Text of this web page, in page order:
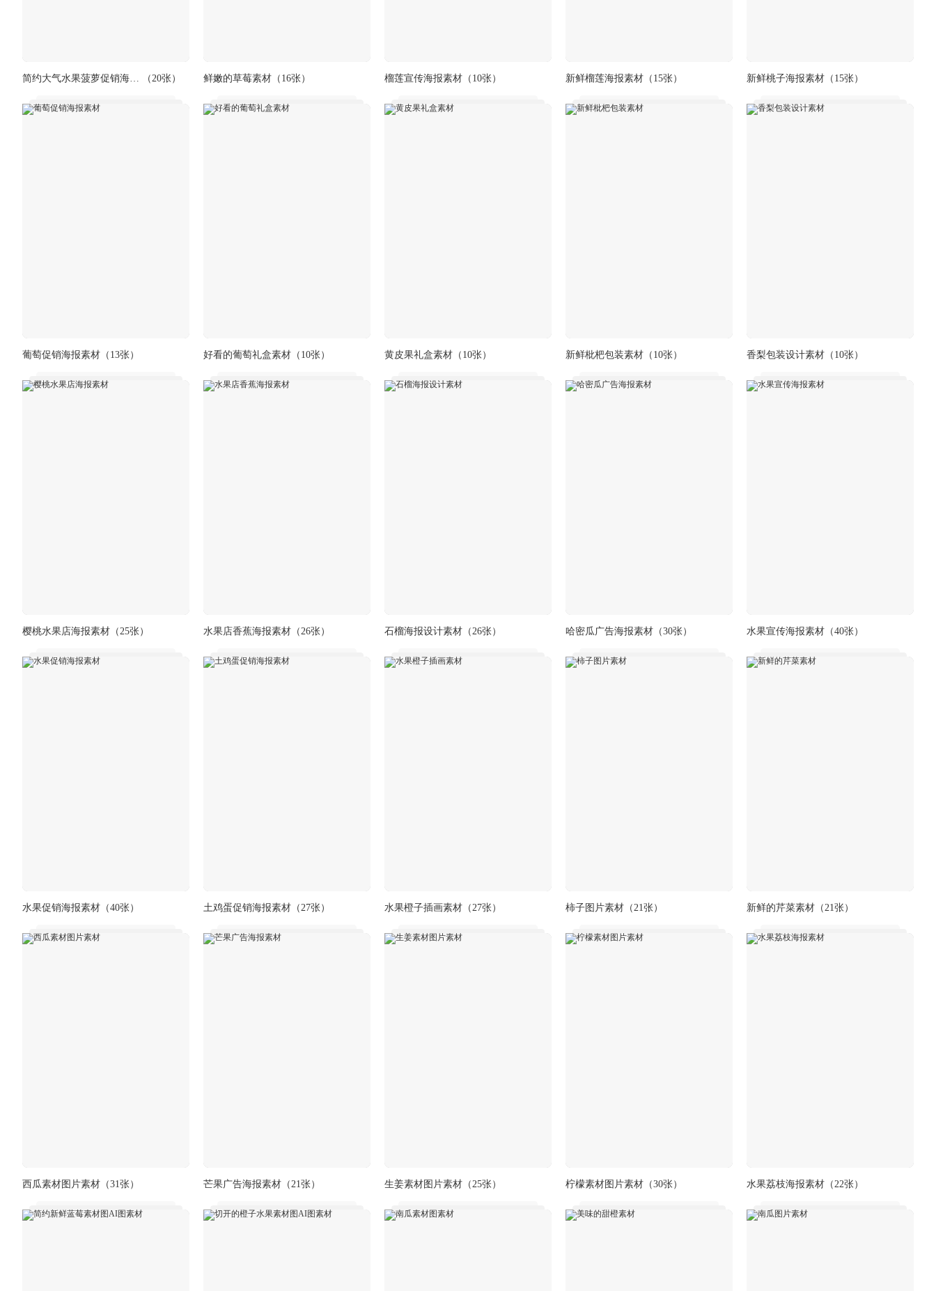
简约大气水果菠萝促销海报设计素材 （20张） 鲜嫩的草莓素材 （16张） 榴莲宣传海报素材 （10张） 新鲜榴莲海报素材 （15张） 新鲜桃子海报素材 （15张）
葡萄促销海报素材 （13张） 好看的葡萄礼盒素材 （10张） 黄皮果礼盒素材 （10张） 新鲜枇杷包装素材 （10张） 香梨包装设计素材 （10张）
樱桃水果店海报素材 （25张） 水果店香蕉海报素材 （26张） 石榴海报设计素材 （26张） 哈密瓜广告海报素材 （30张） 水果宣传海报素材 （40张）
水果促销海报素材 （40张） 土鸡蛋促销海报素材 （27张） 水果橙子插画素材 （27张） 柿子图片素材 （21张） 新鲜的芹菜素材 （21张）
西瓜素材图片素材 （31张） 芒果广告海报素材 （21张） 生姜素材图片素材 （25张） 柠檬素材图片素材 （30张） 水果荔枝海报素材 （22张）